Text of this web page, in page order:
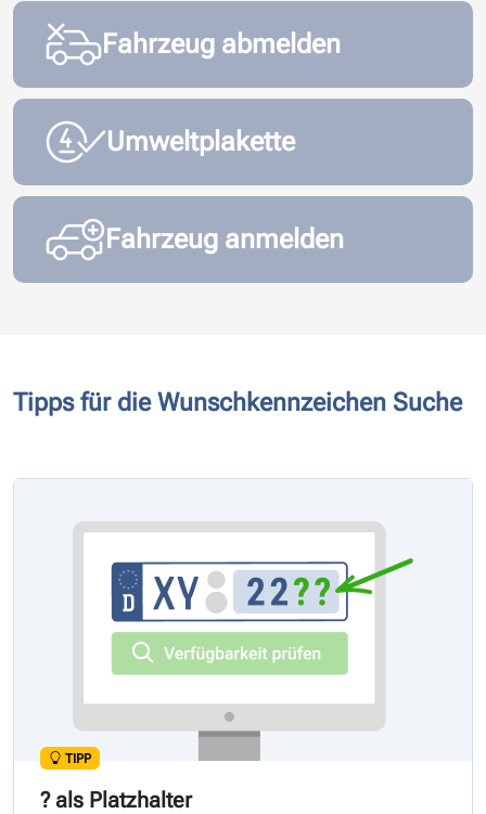
Fahrzeug abmelden
Umweltplakette
Fahrzeug anmelden
Tipps für die Wunschkennzeichen Suche
TIPP
? als Platzhalter